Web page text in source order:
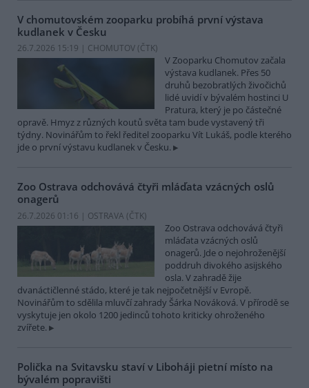
V chomutovském zooparku probíhá první výstava
kudlanek v Česku
26.7.2026 15:19 | CHOMUTOV (ČTK)
V Zooparku Chomutov začala
výstava kudlanek. Přes 50
druhů bezobratlých živočichů
lidé uvidí v bývalém hostinci U
Pratura, který je po částečné
opravě. Hmyz z různých koutů světa tam bude vystavený tři
týdny. Novinářům to řekl ředitel zooparku Vít Lukáš, podle kterého
jde o první výstavu kudlanek v Česku.
Zoo Ostrava odchovává čtyři mláďata vzácných oslů
onagerů
26.7.2026 01:16 | OSTRAVA (ČTK)
Zoo Ostrava odchovává čtyři
mláďata vzácných oslů
onagerů. Jde o nejohroženější
poddruh divokého asijského
osla. V zahradě žije
dvanáctičlenné stádo, které je tak nejpočetnější v Evropě.
Novinářům to sdělila mluvčí zahrady Šárka Nováková. V přírodě se
vyskytuje jen okolo 1200 jedinců tohoto kriticky ohroženého
zvířete.
Polička na Svitavsku staví v Liboháji pietní místo na
bývalém popravišti